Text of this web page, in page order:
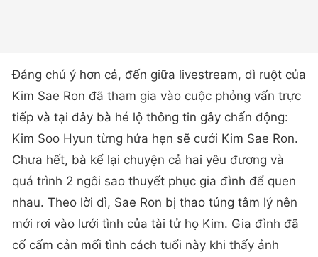
Đáng chú ý hơn cả, đến giữa livestream, dì ruột của
Kim Sae Ron đã tham gia vào cuộc phỏng vấn trực
tiếp và tại đây bà hé lộ thông tin gây chấn động:
Kim Soo Hyun từng hứa hẹn sẽ cưới Kim Sae Ron.
Chưa hết, bà kể lại chuyện cả hai yêu đương và
quá trình 2 ngôi sao thuyết phục gia đình để quen
nhau. Theo lời dì, Sae Ron bị thao túng tâm lý nên
mới rơi vào lưới tình của tài tử họ Kim. Gia đình đã
cố cấm cản mối tình cách tuổi này khi thấy ảnh